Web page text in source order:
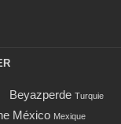
Beyazperde Turquie
México Mexique